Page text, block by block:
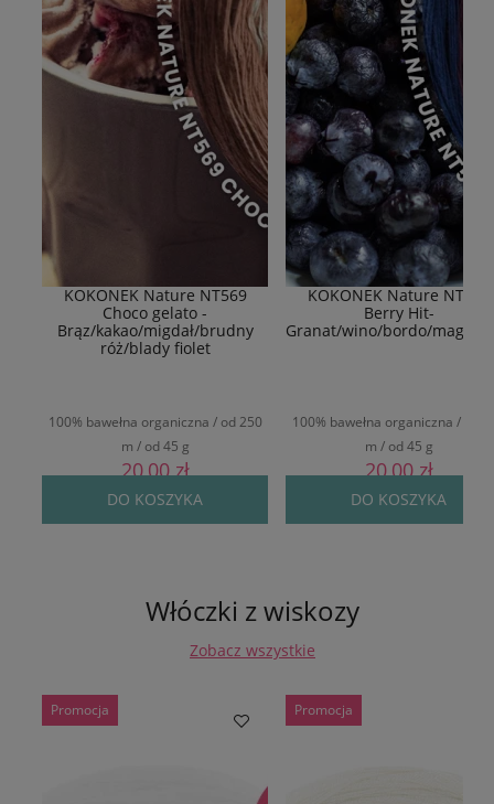
KOKONEK Nature NT569
Choco gelato -
Brąz/kakao/migdał/brudny
róż/blady fiolet
100% bawełna organiczna / od 250
m / od 45 g
20,00 zł
DO KOSZYKA
KOKONEK Nature NT577
Berry Hit-
Granat/wino/bordo/
100% bawełna organiczna / od
m / od 45 g
20,00 zł
DO KOSZYKA
Włóczki z wiskozy
Zobacz wszystkie
Promocja Promocja